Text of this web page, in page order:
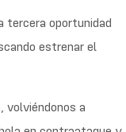
tercera oportunidad
estrenar el
volviéndonos a